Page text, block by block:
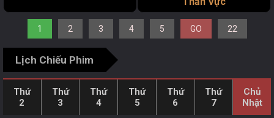
1 2 3 4 5 GO 22
Lịch Chiếu Phim
Thứ
2
Thứ
3
Thứ
4
Thứ
5
Thứ
6
Thứ
7
Chủ
Nhật